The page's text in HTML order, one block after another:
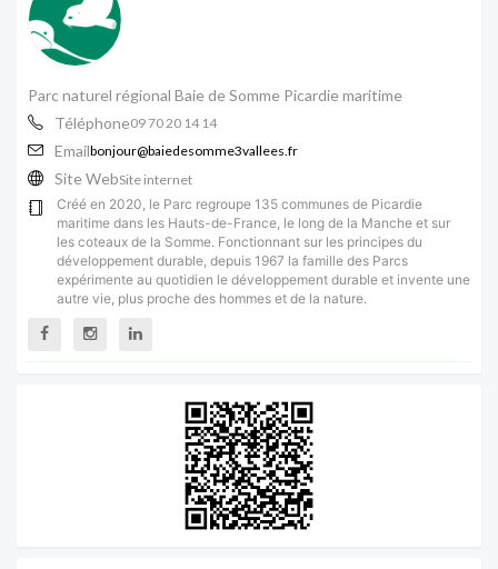
Parc naturel régional Baie de Somme Picardie maritime
Téléphone09 70 20 14 14
Emailbonjour@baiedesomme3vallees.fr
Site WebSite internet
Créé en 2020, le Parc regroupe 135 communes de Picardie
maritime dans les Hauts-de-France, le long de la Manche et sur
les coteaux de la Somme. Fonctionnant sur les principes du
développement durable, depuis 1967 la famille des Parcs
expérimente au quotidien le développement durable et invente une
autre vie, plus proche des hommes et de la nature.